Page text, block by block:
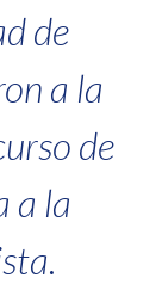
de
a la
de
a la